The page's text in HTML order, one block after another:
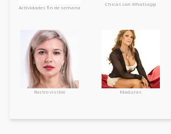
Actividades fin de semana
Chicas con Whatsapp
Rostro visible Maduras